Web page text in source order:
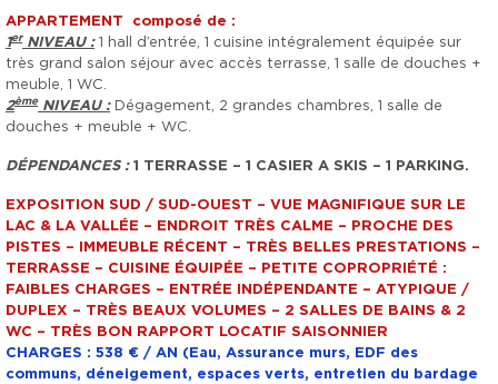
APPARTEMENT composé de :
1erNIVEAU :1 hall d’entrée, 1 cuisine intégralement équipée sur
très grand salon séjour avec accès terrasse, 1 salle de douches +
meuble, 1 WC.
2èmeNIVEAU :Dégagement, 2 grandes chambres, 1 salle de
douches + meuble + WC.
DÉPENDANCES : 1 TERRASSE – 1 CASIER A SKIS – 1 PARKING.
EXPOSITION SUD / SUD-OUEST – VUE MAGNIFIQUE SUR LE
LAC & LA VALLÉE – ENDROIT TRÈS CALME – PROCHE DES
PISTES – IMMEUBLE RÉCENT – TRÈS BELLES PRESTATIONS –
TERRASSE – CUISINE ÉQUIPÉE – PETITE COPROPRIÉTÉ :
FAIBLES CHARGES – ENTRÉE INDÉPENDANTE – ATYPIQUE /
DUPLEX – TRÈS BEAUX VOLUMES – 2 SALLES DE BAINS & 2
WC – TRÈS BON RAPPORT LOCATIF SAISONNIER
CHARGES : 538 € / AN (Eau, Assurance murs, EDF des
communs, déneigement, espaces verts, entretien du bardage